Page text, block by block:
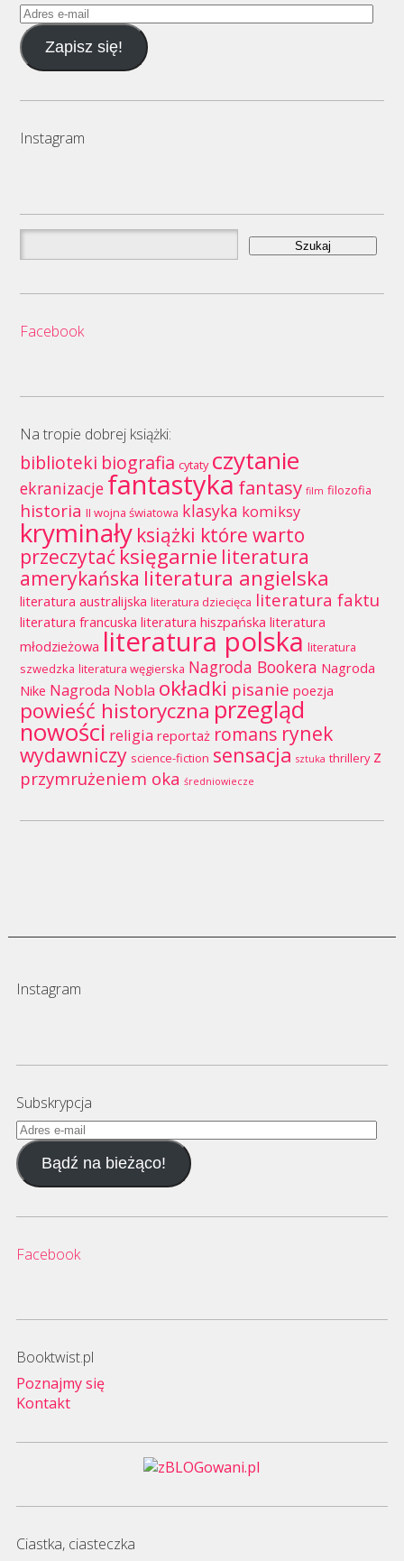
Adres
e-
mailZapisz się!
Instagram
Szukaj:
Facebook
Na tropie dobrej książki:
biblioteki biografia cytaty czytanie
ekranizacje fantastykafantasy film filozofia
historia II wojna światowa klasyka komiksy
kryminały książki które warto
przeczytaćksięgarnie literatura
amerykańska literatura angielska
literatura australijska literatura dziecięca literatura faktu
literatura francuska literatura hiszpańska literatura
młodzieżowa literatura polska literatura
szwedzka literatura węgierska Nagroda Bookera Nagroda
Nike Nagroda Nobla okładki pisanie poezja
powieść historyczna przegląd
nowości religia reportaż romans rynek
wydawniczy science-fiction sensacja sztuka thrillery z
przymrużeniem oka średniowiecze
Instagram
Subskrypcja
Adres
e-
mailBądź na bieżąco!
Facebook
Booktwist.pl
Poznajmy się
Kontakt
Ciastka, ciasteczka